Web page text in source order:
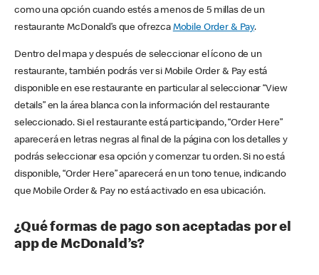
como una opción cuando estés a menos de 5 millas de un
restaurante McDonald’s que ofrezca Mobile Order & Pay.
Dentro del mapa y después de seleccionar el ícono de un
restaurante, también podrás ver si Mobile Order & Pay está
disponible en ese restaurante en particular al seleccionar “View
details” en la área blanca con la información del restaurante
seleccionado. Si el restaurante está participando, “Order Here”
aparecerá en letras negras al final de la página con los detalles y
podrás seleccionar esa opción y comenzar tu orden. Si no está
disponible, “Order Here” aparecerá en un tono tenue, indicando
que Mobile Order & Pay no está activado en esa ubicación.
¿Qué formas de pago son aceptadas por el
app de McDonald’s?